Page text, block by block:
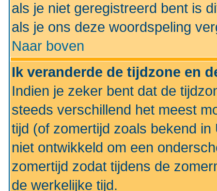
als je niet geregistreerd bent is
als je ons deze woordspeling
Naar boven
Ik veranderde de tijdzone en
Indien je zeker bent dat de
steeds verschillend het meest
tijd (of zomertijd zoals bekend
niet ontwikkeld om een
zomertijd zodat tijdens de
de werkelijke tijd.